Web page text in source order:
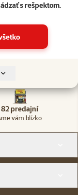
s rešpektom.
mačky
7:00 – 18:00
82 predajní
vám blízko